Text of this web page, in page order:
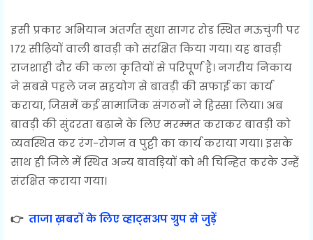
इसी प्रकार अभियान अंतर्गत सुधा सागर रोड स्थित मऊचुंगी पर
172 सीढ़ियों वाली बावड़ी को संरक्षित किया गया। यह बावड़ी
राजशाही दौर की कला कृतियों से परिपूर्ण है। नगरीय निकाय
ने सबसे पहले जन सहयोग से बावड़ी की सफाई का कार्य
कराया, जिसमें कई सामाजिक संगठनों ने हिस्सा लिया। अब
बावड़ी की सुंदरता बढ़ाने के लिए मरम्मत कराकर बावड़ी को
व्यवस्थित कर रंग-रोगन व पुट्टी का कार्य कराया गया। इसके
साथ ही जिले में स्थित अन्य बावड़ियों को भी चिन्हित करके उन्हें
संरक्षित कराया गया।
👉 ताजा ख़बरों के लिए व्हाट्सअप ग्रुप से जुड़ें